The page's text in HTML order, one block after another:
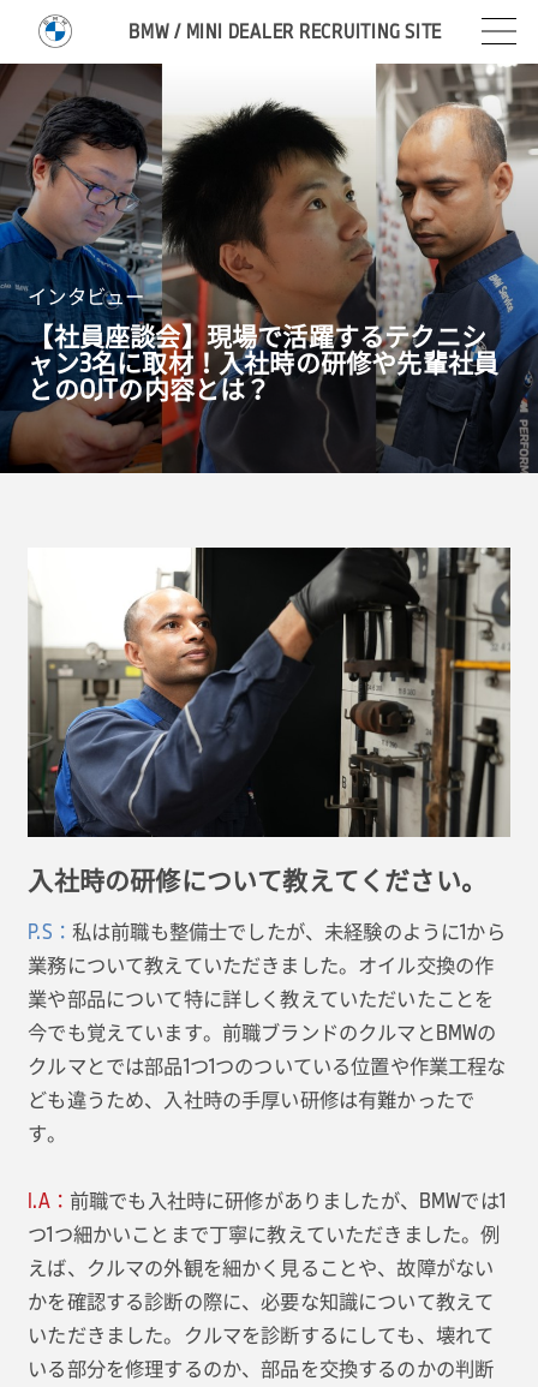
BMW / MINI DEALER RECRUITING SITE
インタビュー
【社員座談会】現場で活躍するテクニシ
ャン3名に取材！入社時の研修や先輩社員
とのOJTの内容とは？
入社時の研修について教えてください。
P.S： 私は前職も整備士でしたが、未経験のように1から
業務について教えていただきました。オイル交換の作
業や部品について特に詳しく教えていただいたことを
今でも覚えています。前職ブランドのクルマとBMWの
クルマとでは部品1つ1つのついている位置や作業工程な
ども違うため、入社時の手厚い研修は有難かったで
す。
I.A： 前職でも入社時に研修がありましたが、BMWでは1
つ1つ細かいことまで丁寧に教えていただきました。例
えば、クルマの外観を細かく見ることや、故障がない
かを確認する診断の際に、必要な知識について教えて
いただきました。クルマを診断するにしても、壊れて
いる部分を修理するのか、部品を交換するのかの判断